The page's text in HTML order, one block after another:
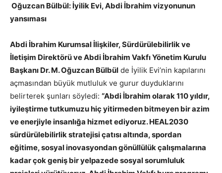
Oğuzcan Bülbül: İyilik Evi, Abdi İbrahim vizyonunun
yansıması
Abdi İbrahim Kurumsal İlişkiler, Sürdürülebilirlik ve
İletişim Direktörü ve Abdi İbrahim Vakfı Yönetim Kurulu
Başkanı Dr. M. Oğuzcan Bülbül de İyilik Evi’nin kapılarını
açmasından büyük mutluluk ve gurur duyduklarını
belirterek şunları söyledi: “Abdi İbrahim olarak 110 yıldır,
iyileştirme tutkumuzu hiç yitirmeden bitmeyen bir azim
ve enerjiyle insanlığa hizmet ediyoruz. HEAL2030
sürdürülebilirlik stratejisi çatısı altında, spordan
eğitime, sosyal inovasyondan gönüllülük çalışmalarına
kadar çok geniş bir yelpazede sosyal sorumluluk